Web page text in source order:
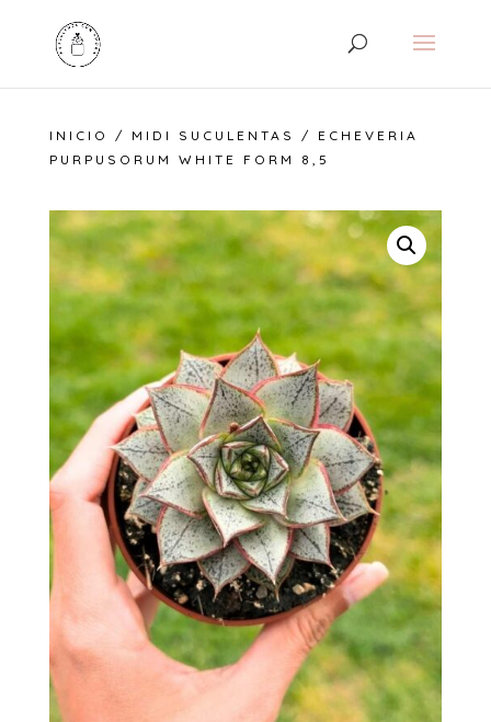
INICIO / MIDI SUCULENTAS
/ ECHEVERIA
PURPUSORUM WHITE FORM 8,5